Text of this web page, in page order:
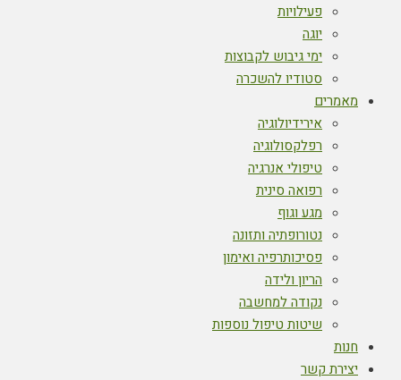
פעילויות
יוגה
ימי גיבוש לקבוצות
סטודיו להשכרה
מאמרים
אירידיולוגיה
רפלקסולוגיה
טיפולי אנרגיה
רפואה סינית
מגע וגוף
נטורופתיה ותזונה
פסיכותרפיה ואימון
הריון ולידה
נקודה למחשבה
שיטות טיפול נוספות
חנות
יצירת קשר